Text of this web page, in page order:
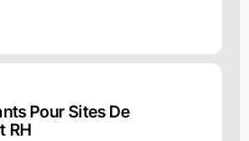
Pour Sites De
RH